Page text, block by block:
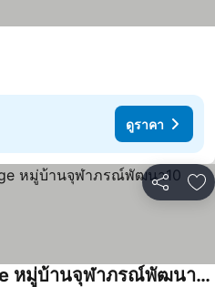
ดูราคา
แชร์ เ
Betong He Ping Village หมู่บ้านจุฬาภรณ์พัฒนา10